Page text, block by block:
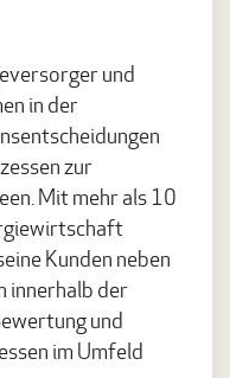
und
in der
zur
Mit mehr als 10
Kunden neben
innerhalb der
und
im Umfeld